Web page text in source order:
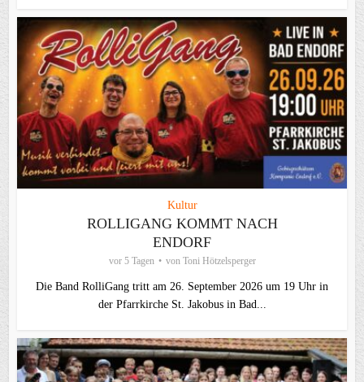
Kultur
ROLLIGANG KOMMT NACH
ENDORF
vor 5 Tagen von Toni Hötzelsperger
Die Band RolliGang tritt am 26. September 2026 um 19 Uhr in
der Pfarrkirche St. Jakobus in Bad...